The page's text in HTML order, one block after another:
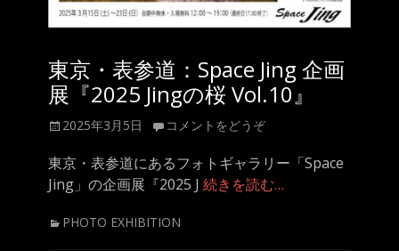
東京・表参道：Space Jing 企画
展『2025 Jingの桜 Vol.10』
投
日
2025年3月5日 コメントをどうぞ
東京・表参道にあるフォトギャラリー「Space
Jing」の企画展『2025 J 続きを読む…
カ PHOTO EXHIBITION